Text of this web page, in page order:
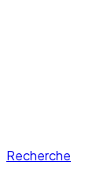
Recherche